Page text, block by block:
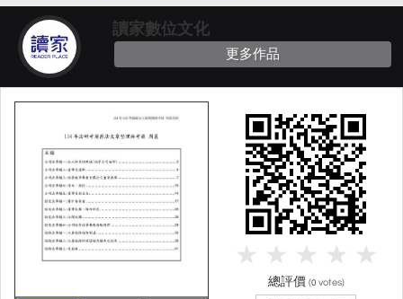
讀家數位文化
更多作品
總評價 (0 votes)